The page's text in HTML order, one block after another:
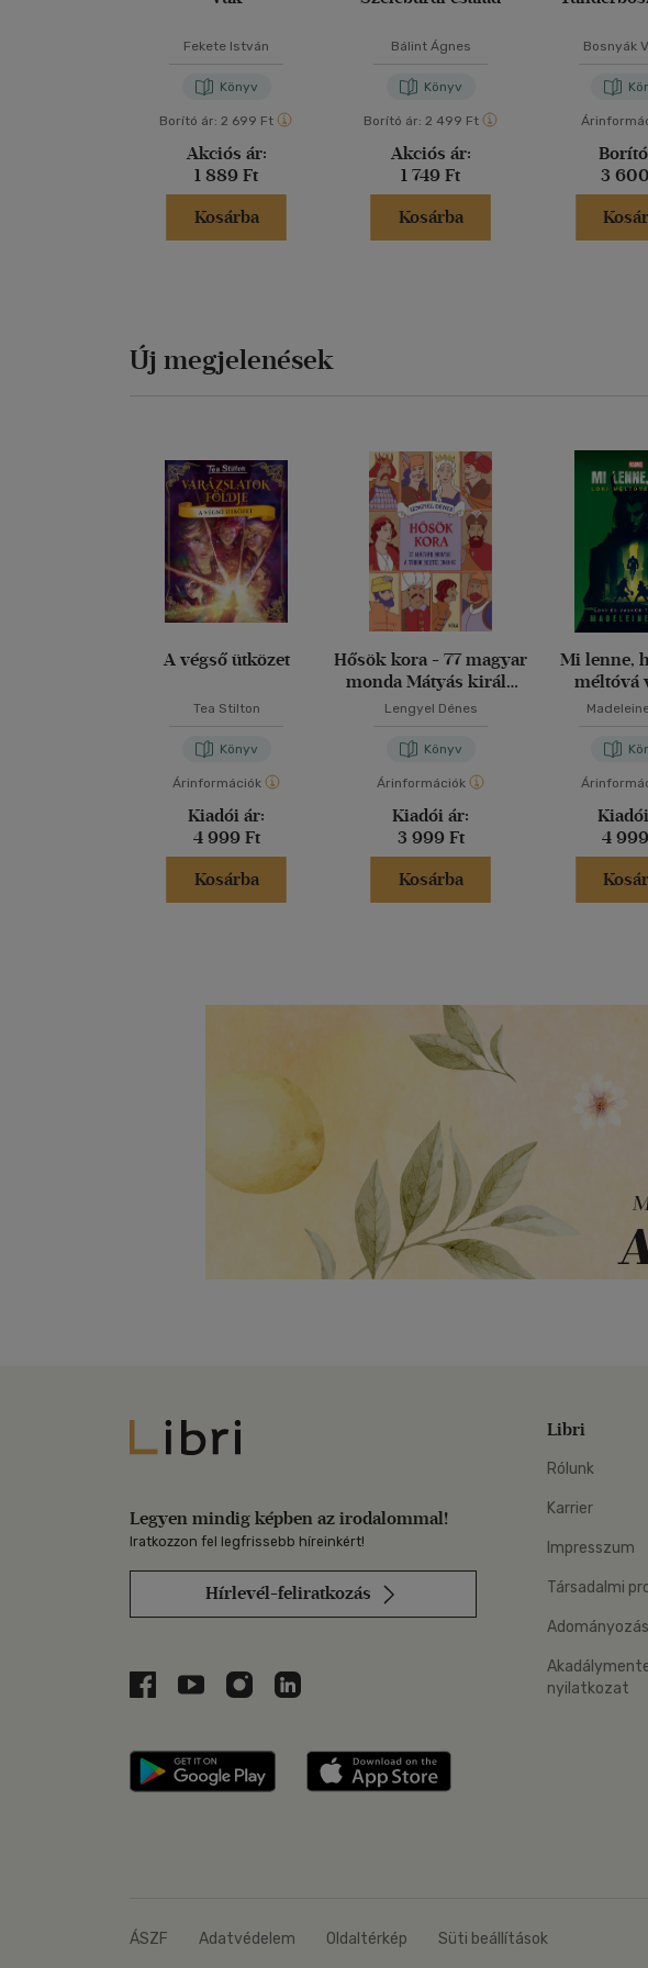
Fekete István
Könyv
Borító ár: 2 699 Ft
Akciós ár:
1 889 Ft
Kosárba
Bálint Ágnes
Könyv
Borító ár: 2 499 Ft
Akciós ár:
1 749 Ft
Kosárba
Bosnyák
3
Új megjelenések
A végső ütközet
Tea Stilton
Könyv
Árinformációk
Kiadói ár:
4 999 Ft
Kosárba
Hősök kora - 77 magyar
monda Mátyás király
korától 1848-ig
Lengyel Dénes
Könyv
Árinformációk
Kiadói ár:
3 999 Ft
Kosárba
Mi lenne,
méltóvá
4
Libri
Legyen mindig képben az irodalommal!
Iratkozzon fel legfrissebb híreinkért!
Hírlevél-feliratkozás
Libri a Facebookon
Libri a Youtube-on
Libri az Instagramon
Libri a LinkedInen
Libri applikáció Szerezd meg: Google Play
Libri
Rólunk
Karrier
Impresszum
Társadalmi
Adományozás
nyilatkozat
ÁSZF Adatvédelem Oldaltérkép Süti beállítások